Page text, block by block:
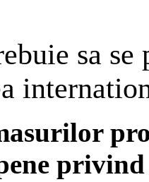
sa se